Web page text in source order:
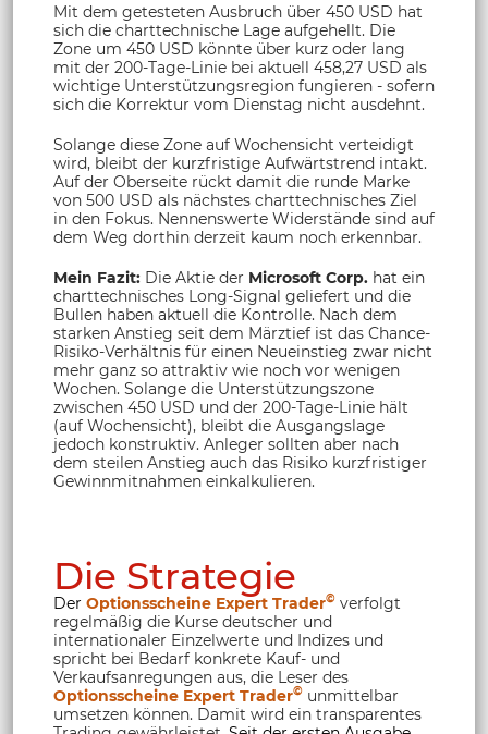
Mit dem getesteten Ausbruch über 450 USD hat
sich die charttechnische Lage aufgehellt. Die
Zone um 450 USD könnte über kurz oder lang
mit der 200-Tage-Linie bei aktuell 458,27 USD als
wichtige Unterstützungsregion fungieren - sofern
sich die Korrektur vom Dienstag nicht ausdehnt.
Solange diese Zone auf Wochensicht verteidigt
wird, bleibt der kurzfristige Aufwärtstrend intakt.
Auf der Oberseite rückt damit die runde Marke
von 500 USD als nächstes charttechnisches Ziel
in den Fokus. Nennenswerte Widerstände sind auf
dem Weg dorthin derzeit kaum noch erkennbar.
Mein Fazit: Die Aktie der Microsoft Corp. hat ein
charttechnisches Long-Signal geliefert und die
Bullen haben aktuell die Kontrolle. Nach dem
starken Anstieg seit dem Märztief ist das Chance-
Risiko-Verhältnis für einen Neueinstieg zwar nicht
mehr ganz so attraktiv wie noch vor wenigen
Wochen. Solange die Unterstützungszone
zwischen 450 USD und der 200-Tage-Linie hält
(auf Wochensicht), bleibt die Ausgangslage
jedoch konstruktiv. Anleger sollten aber nach
dem steilen Anstieg auch das Risiko kurzfristiger
Gewinnmitnahmen einkalkulieren.
Die Strategie
Der Optionsscheine Expert Trader© verfolgt
regelmäßig die Kurse deutscher und
internationaler Einzelwerte und Indizes und
spricht bei Bedarf konkrete Kauf- und
Verkaufsanregungen aus, die Leser des
Optionsscheine Expert Trader© unmittelbar
umsetzen können. Damit wird ein transparentes